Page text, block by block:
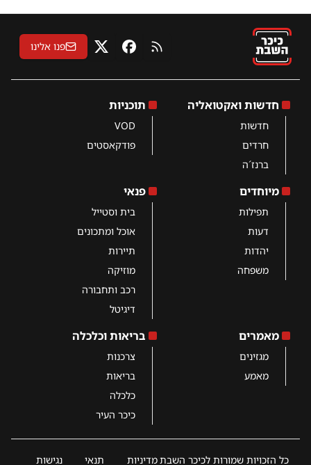
RSS פייסבוקX פנו אלינו
חדשות ואקטואליה
חדשות
חרדים
ברנז´ה
תוכניות
VOD
פודקאסטים
מיוחדים
תפילות
דעות
יהדות
משפחה
פנאי
בית וסטייל
אוכל ומתכונים
תיירות
מוזיקה
רכב ותחבורה
דיגיטל
מאמרים
מגזינים
מאמע
בריאות וכלכלה
צרכנות
בריאות
כלכלה
כיכר העיר
כל הזכויות שמורות לכיכר השבתמדיניות תנאי נגישות